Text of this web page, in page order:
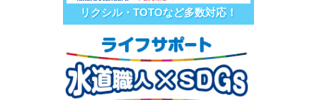
リクシル・TOTOなど多数対応！